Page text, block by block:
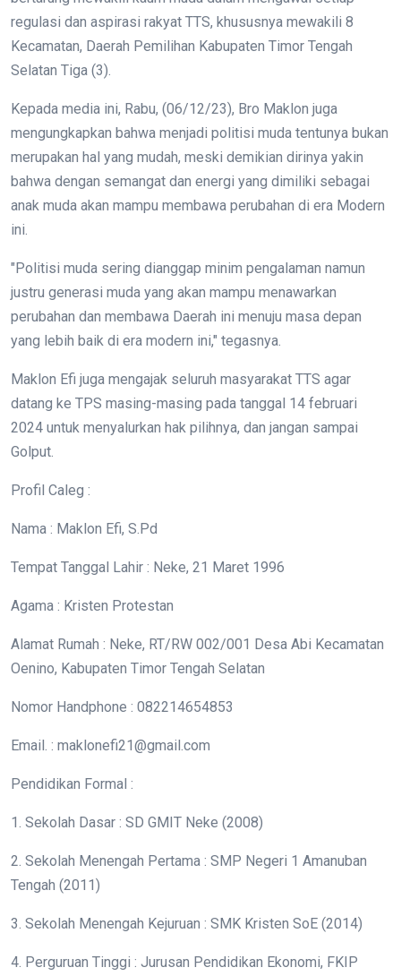
regulasi dan aspirasi rakyat TTS, khususnya mewakili 8
Kecamatan, Daerah Pemilihan Kabupaten Timor Tengah
Selatan Tiga (3).
Kepada media ini, Rabu, (06/12/23), Bro Maklon juga
mengungkapkan bahwa menjadi politisi muda tentunya bukan
merupakan hal yang mudah, meski demikian dirinya yakin
bahwa dengan semangat dan energi yang dimiliki sebagai
anak muda akan mampu membawa perubahan di era Modern
ini.
"Politisi muda sering dianggap minim pengalaman namun
justru generasi muda yang akan mampu menawarkan
perubahan dan membawa Daerah ini menuju masa depan
yang lebih baik di era modern ini," tegasnya.
Maklon Efi juga mengajak seluruh masyarakat TTS agar
datang ke TPS masing-masing pada tanggal 14 februari
2024 untuk menyalurkan hak pilihnya, dan jangan sampai
Golput.
Profil Caleg :
Nama : Maklon Efi, S.Pd
Tempat Tanggal Lahir : Neke, 21 Maret 1996
Agama : Kristen Protestan
Alamat Rumah : Neke, RT/RW 002/001 Desa Abi Kecamatan
Oenino, Kabupaten Timor Tengah Selatan
Nomor Handphone : 082214654853
Email. : maklonefi21@gmail.com
Pendidikan Formal :
1. Sekolah Dasar : SD GMIT Neke (2008)
2. Sekolah Menengah Pertama : SMP Negeri 1 Amanuban
Tengah (2011)
3. Sekolah Menengah Kejuruan : SMK Kristen SoE (2014)
4. Perguruan Tinggi : Jurusan Pendidikan Ekonomi, FKIP